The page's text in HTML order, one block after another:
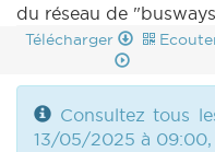
du réseau de
Télécharger
Consultez tous
13/05/2025 à 09:00,